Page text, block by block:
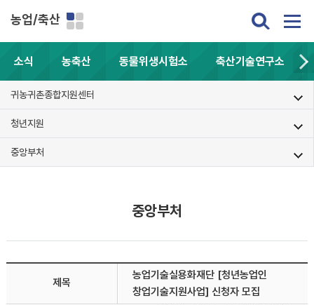
농업/축산
소식 농축산 동물위생시험소 축산기술연구소
귀농귀촌종합지원센터
청년지원
중앙부처
중앙부처
제목
농업기술실용화재단 [청년농업인
창업기술지원사업] 신청자 모집